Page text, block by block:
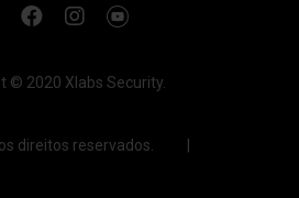
© 2020 Xlabs Security.
direitos reservados. |